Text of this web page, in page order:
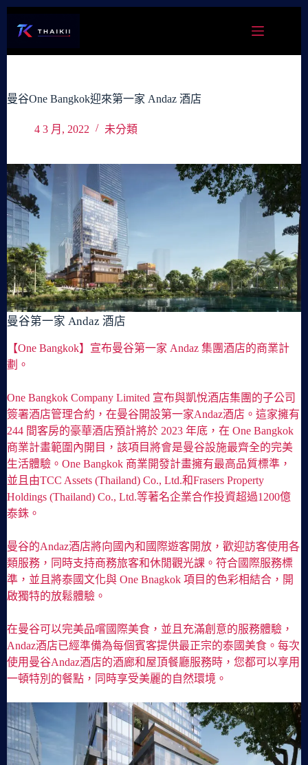
容
曼谷One Bangkok迎來第一家 Andaz 酒店
4 3 月, 2022 未分類
曼谷第一家 Andaz 酒店
【One Bangkok】宣布曼谷第一家 Andaz 集團酒店的商業計
劃。
One Bangkok Company Limited 宣布與凱悅酒店集團的子公司
簽署酒店管理合約，在曼谷開設第一家Andaz酒店。這家擁有
244 間客房的豪華酒店預計將於 2023 年底，在 One Bangkok
商業計畫範圍內開目，該項目將會是曼谷設施最齊全的完美
生活體驗。One Bangkok 商業開發計畫擁有最高品質標準，
並且由TCC Assets (Thailand) Co., Ltd.和Frasers Property
Holdings (Thailand) Co., Ltd.等著名企業合作投資超過1200億
泰銖。
曼谷的Andaz酒店將向國內和國際遊客開放，歡迎訪客使用各
類服務，同時支持商務旅客和休閒觀光課。符合國際服務標
準，並且將泰國文化與 One Bnagkok 項目的色彩相結合，開
啟獨特的放鬆體驗。
在曼谷可以完美品嚐國際美食，並且充滿創意的服務體驗，
Andaz酒店已經準備為每個賓客提供最正宗的泰國美食。每次
使用曼谷Andaz酒店的酒廊和屋頂餐廳服務時，您都可以享用
一頓特別的餐點，同時享受美麗的自然環境。